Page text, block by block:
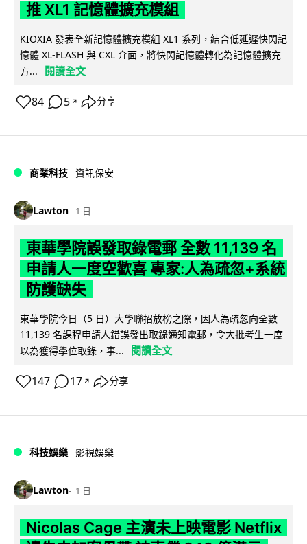
推 XL1 記憶體擴充模組
KIOXIA 發表全新記憶體擴充模組 XL1 系列，結合低延遲快閃記
憶體 XL-FLASH 與 CXL 介面，將快閃記憶體轉化為記憶體擴充
方...
閱讀全文
84 5 ↗ 分享
商業科技 資訊保安
Lawton 1 日
東華學院誤發取錄電郵 全數 11,139 名
申請人一度空歡喜 專家:人為疏忽+系統
防護缺失
東華學院今日（5 日）大學聯招放榜之際，因人為疏忽向全數
11,139 名課程申請人錯誤發出取錄通知電郵，令大批考生一度
以為獲得學位取錄，事...
閱讀全文
147 17 ↗ 分享
科技娛樂 影視娛樂
Lawton 1 日
Nicolas Cage 主演未上映電影 Netflix